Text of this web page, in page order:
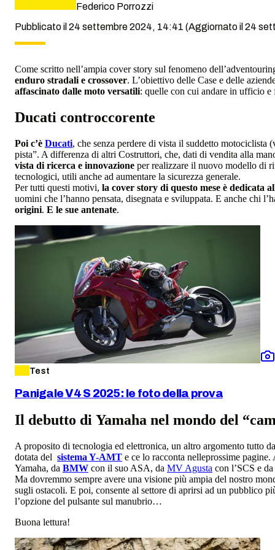
Federico Porrozzi
Pubblicato il 24 settembre 2024, 14:41 (Aggiornato il 24
Come scritto nell’ampia cover story sul fenomeno
enduro stradali e crossover. L’obiettivo delle Case e delle
affascinato dalle moto versatili: quelle con cui andare in ufficio e
Ducati controccorente
Poi c’è Ducati, che senza perdere di vista il suddetto motociclista
pista”. A differenza di altri Costruttori, che, dati di vendita alla
vista di ricerca e innovazione per realizzare il nuovo modello di
tecnologici, utili anche ad aumentare la sicurezza generale.
Per tutti questi motivi, la cover story di questo mese è dedicata
uomini che l’hanno pensata, disegnata e sviluppata. E anche chi
origini. E le sue antenate.
Test
Panigale V4 S 2025: le foto della prova
Il debutto di Yamaha nel mondo del
A proposito di tecnologia ed elettronica, un altro argomento tutto
dotata del sistema Y-AMT e ce lo racconta nelleprossime
Yamaha, da BMW con il suo ASA, da MV Agusta con l’SCS e da
Ma dovremmo sempre avere una visione più ampia del nostro
sugli ostacoli. E poi, consente al settore di aprirsi ad un pubblico
l’opzione del pulsante sul manubrio…
Buona lettura!